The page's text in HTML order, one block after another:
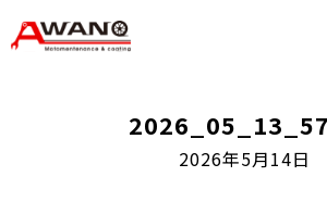
2026年5月14日